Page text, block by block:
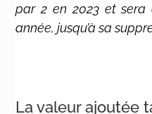
par 2 en 2023 et sera
année, jusqu’à sa
La valeur ajoutée